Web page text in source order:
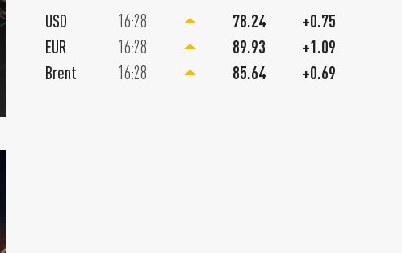
Вторжение ВСУ в Курскую область.
Россия вновь рискует своими
территориями?
USD 16:28 78.24
+0.75
EUR
16:28 89.93
+1.09
Brent
16:28 85.64 +0.69